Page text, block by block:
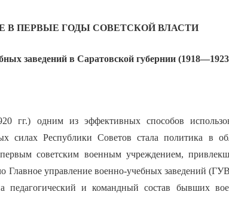
В ПЕРВЫЕ ГОДЫ СОВЕТСКОЙ ВЛАСТИ
заведений в Саратовской губернии (1918—1923
гг.) одним из эффективных способов
силах Республики Советов стала политика в
первым советским военным учреждением,
Главное управление военно-учебных заведений
педагогический и командный состав бывших